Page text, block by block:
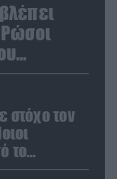
Ρώσοι
στόχο τον
το